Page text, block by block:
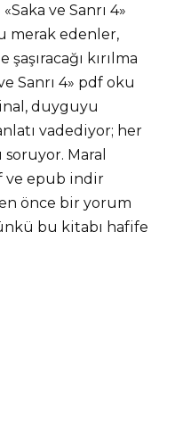
ve Sanrı 4»
merak edenler,
kırılma
Sanrı 4» pdf oku
duyguyu
vadediyor; her
Maral
ve epub indir
önce bir yorum
bu kitabı hafife